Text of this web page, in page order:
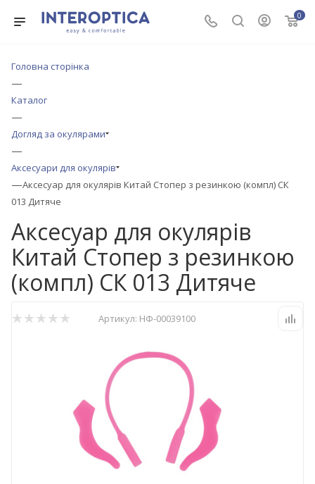
0
Головна сторінка
—
Каталог
—
Догляд за окулярами
—
Аксесуари для окулярів
—Аксесуар для окулярів Китай Стопер з резинкою (компл) СК
013 Дитяче
Аксесуар для окулярів
Китай Стопер з резинкою
(компл) СК 013 Дитяче
Артикул: НФ-00039100